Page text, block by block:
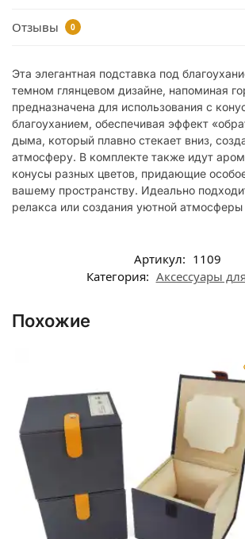
Отзывы 0
Эта элегантная подставка под
темном глянцевом дизайне, напоминая
предназначена для использования с
благоуханием, обеспечивая эффект
дыма, который плавно стекает вниз,
атмосферу. В комплекте также идут
конусы разных цветов, придающие
вашему пространству. Идеально
релакса или создания уютной
Артикул: 1109
Категория: Аксессуары
Похожие